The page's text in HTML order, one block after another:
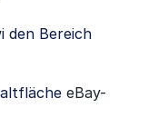
den Bereich
eBay-